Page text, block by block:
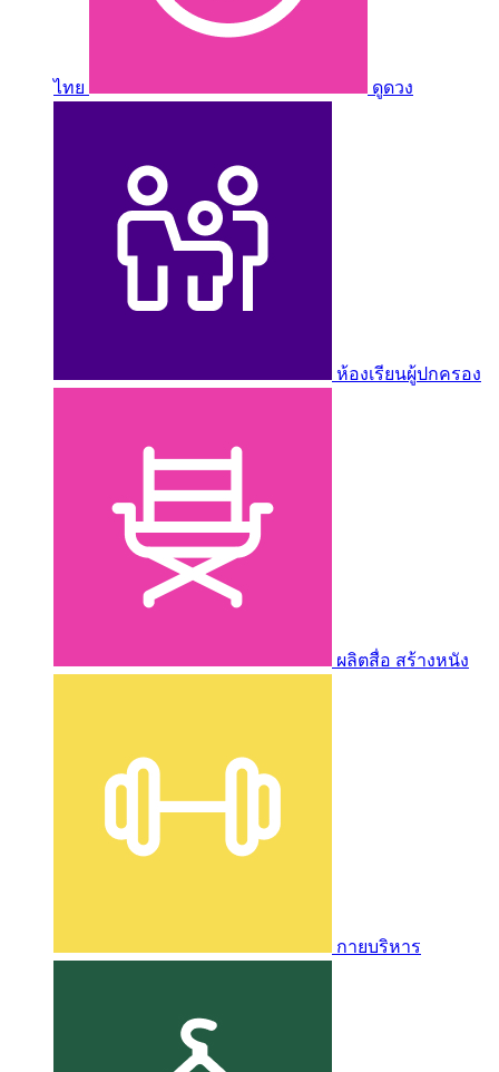
ไทย ดูดวง
ห้องเรียนผู้ปกครอง
ผลิตสื่อ สร้างหนัง
กายบริหาร